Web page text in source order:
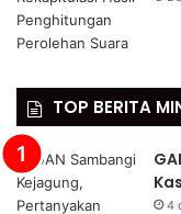
TOP BERITA
4